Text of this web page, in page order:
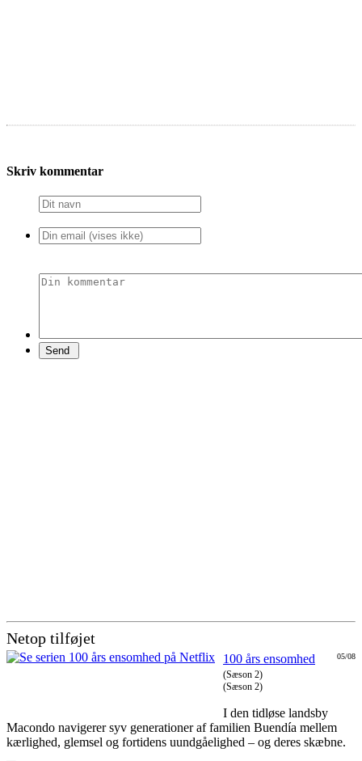
Skriv kommentar
Netop tilføjet
05/08
100 års ensomhed
(Sæson 2)
(Sæson 2)
I den tidløse landsby
Macondo navigerer syv generationer af familien Buendía mellem
kærlighed, glemsel og fortidens uundgåelighed – og deres skæbne.